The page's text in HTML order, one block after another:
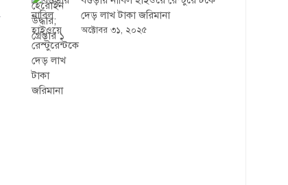
দেড় লাখ টাকা জরিমানা
অক্টোবর ৩১, ২০২৫